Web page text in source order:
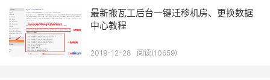
最新搬瓦工后台一键迁移机房、更换数据
中心教程
2019-12-28 阅读(10659)